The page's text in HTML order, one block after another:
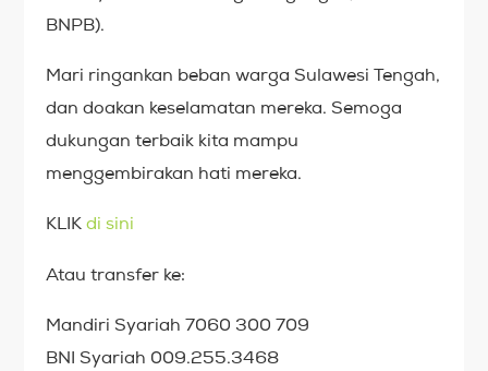
BNPB).
Mari ringankan beban warga Sulawesi Tengah,
dan doakan keselamatan mereka. Semoga
dukungan terbaik kita mampu
menggembirakan hati mereka.
KLIKdi sini
Atau transfer ke:
Mandiri Syariah 7060 300 709
BNI Syariah 009.255.3468